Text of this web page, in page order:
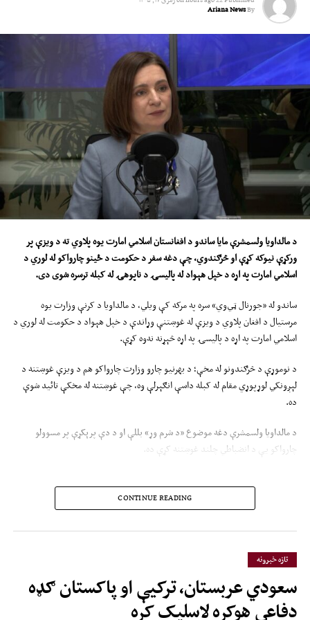
By
Ariana News
د مالداویا ولسمشرې مایا ساندو د افغانستان اسلامي امارت یوه پلاوي ته د ویزې پر
ورکړې نیوکه کړې اوڅرګندوي،چې دغه سفر د حکومت د ځینو چارواکو له لوري د
اسلامي امارت په اړه د خپل هېواد له پالیسۍ د ناپوهۍ لهکبله ترسره شوی دی.
ساندو له «جورنال ټي‌وي» سره په مرکه کې ویلي، د مالداویا د کرنې وزارت یوه
مرستیال د افغان پلاوي د ویزې له غوښتنې وړاندې د خپل هېواد د حکومت له لوري د
اسلامي امارت په اړه د پالیسۍ په اړه څېړنه نه‌وه کړې.
د نوموړې د څرګندونو له مخې؛ د بهرنیو چارو وزارت چارواکو هم د ویزې غوښتنه د
لېږونکي لوړپوړي مقام له کبله داسې انګېرلې وه، چې غوښتنه له مخکې تائید شوې
ده.
د مالداویا ولسمشرې دغه موضوع «د شرم وړ» بللې او د دې پرېکړې پر مسوولو
چارواکو یې د انضباطي چلند غوښتنه کړې ده.
ساندو ویلي:« زما د معلوماتو له
مخې؛ د کرنې وزارت یوه مرستیال دا
نه‌وه څېړلې، چې د افغانستان د
رژیم په اړه د مالداویا جمهوریت
پالیسي څه ده. دا موضوع د حیرانتیا
وړ ده.»
CONTINUE READING
تازه خبرونه
سعودي عربستان، ترکیې او پاکستان ګډه
دفاعي هوکړه لاسلیک کړه